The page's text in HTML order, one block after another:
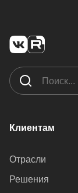
Клиентам
Отрасли
Решения